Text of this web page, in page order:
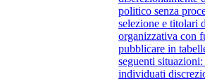
politico senza
selezione e titolari
organizzativa con
pubblicare in
seguenti
individuati